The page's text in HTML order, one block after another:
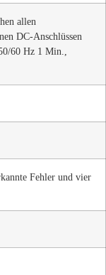
allen
DC-Anschlüssen
60 Hz 1 Min.,
Fehler und vier